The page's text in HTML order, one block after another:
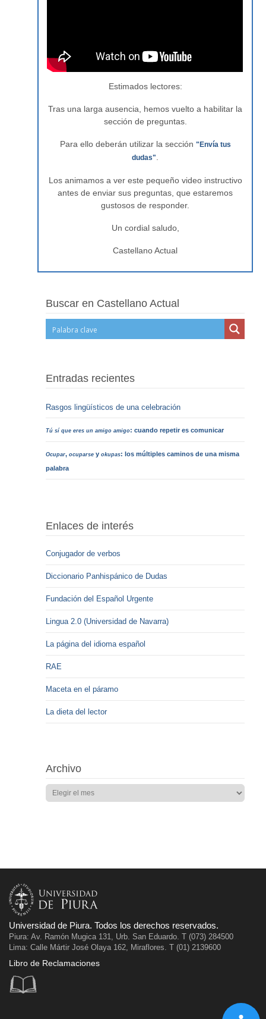
Estimados lectores:
Tras una larga ausencia, hemos vuelto a habilitar la
sección de preguntas.
Para ello deberán utilizar la sección "Envía tus
dudas"
Los animamos a ver este pequeño video instructivo
antes de enviar sus preguntas, que estaremos
gustosos de responder.
Un cordial saludo,
Castellano Actual
Buscar en Castellano Actual
Entradas recientes
Rasgos lingüísticos de una celebración
Tú sí que eres un amigo amigo: cuando repetir es comunicar
Ocupar,ocuparse yokupas: los múltiples caminos de una misma
palabra
Enlaces de interés
Conjugador de verbos
Diccionario Panhispánico de Dudas
Fundación del Español Urgente
Lingua 2.0 (Universidad de Navarra)
La página del idioma español
RAE
Maceta en el páramo
La dieta del lector
Archivo
Universidad de Piura. Todos los derechos reservados.
Piura: Av. Ramón Mugica 131, Urb. San Eduardo. T (073) 284500
Lima: Calle Mártir José Olaya 162, Miraflores. T (01) 2139600
Libro de Reclamaciones